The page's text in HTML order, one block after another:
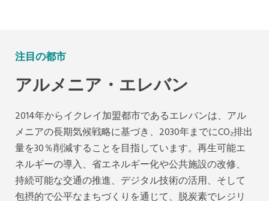
注目の都市
アルメニア・エレバン
2014年からイクレイ加盟都市であるエレバンは、アル
メニアの長期気候戦略に基づき、2030年までにCO₂排出
量を30％削減することを目指しています。再生可能エ
ネルギーの導入、省エネルギー化や公共施設の改修、
持続可能な交通の推進、デジタル技術の活用、そして
包摂的で公平なまちづくりを通じて、脱炭素でレジリ